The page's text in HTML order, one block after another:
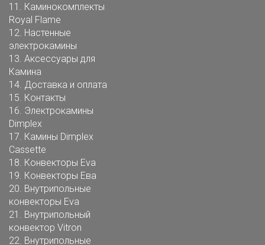
11. Каминокомплекты
Royal Flame
12. Настенные
электрокамины
13. Аксессуары для
Камина
14. Доставка и оплата
15. Контакты
16. Электрокамины
Dimplex
17. Камины Dimplex
Cassette
18. Конвекторы Eva
19. Конвекторы Ева
20. Внутрипольные
конвекторы Eva
21. Внутрипольный
конвектор Vitron
22. Внутрипольные